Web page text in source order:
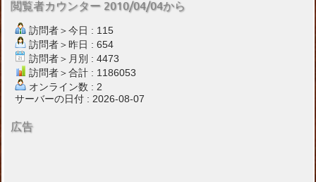
閲覧者カウンター 2010/04/04から
訪問者＞今日 : 115
訪問者＞昨日 : 654
訪問者＞月別 : 4473
訪問者＞合計 : 1186053
オンライン数 : 2
サーバーの日付 : 2026-08-07
広告